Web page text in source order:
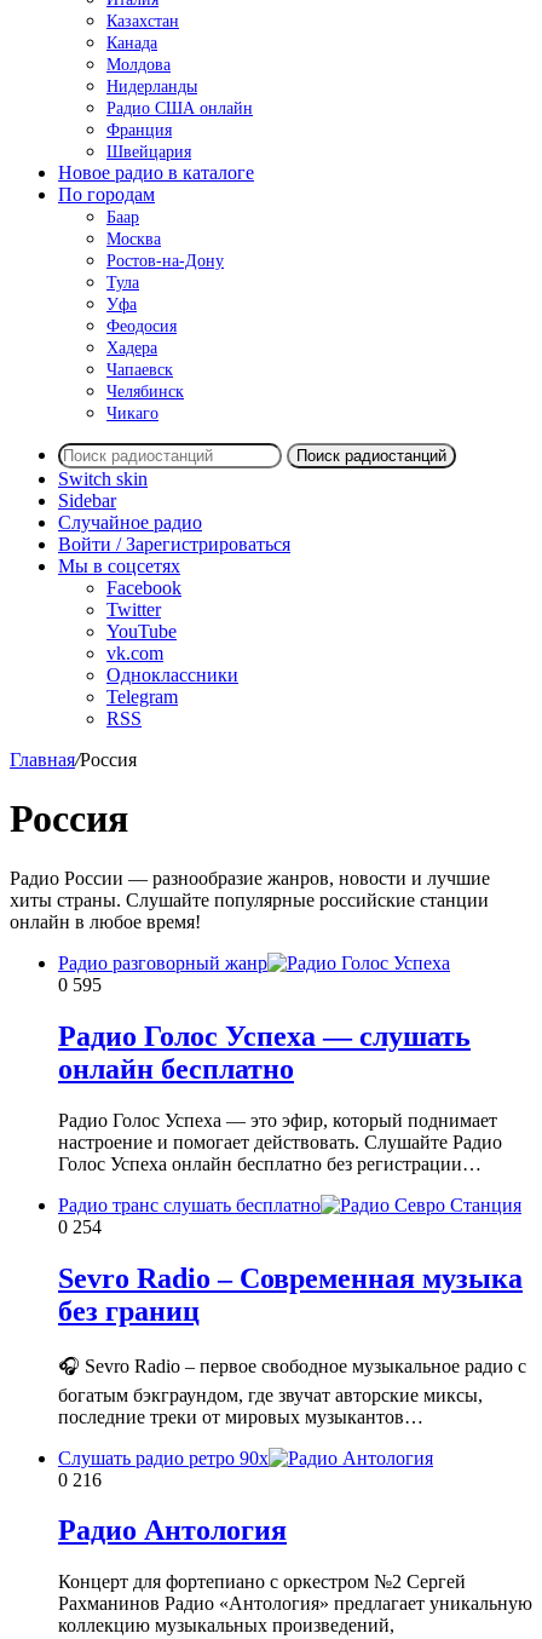
Казахстан
Канада
Молдова
Нидерланды
Радио США онлайн
Франция
Швейцария
Новое радио в каталоге
По городам
Баар
Москва
Ростов-на-Дону
Тула
Уфа
Феодосия
Хадера
Чапаевск
Челябинск
Чикаго
Поиск радиостанций
Switch skin
Sidebar
Случайное радио
Войти / Зарегистрироваться
Мы в соцсетях
Facebook
Twitter
YouTube
vk.com
Одноклассники
Telegram
RSS
Главная/Россия
Россия
Радио России — разнообразие жанров, новости и лучшие
хиты страны. Слушайте популярные российские станции
онлайн в любое время!
Радио разговорный жанр
0 595
Радио Голос Успеха — слушать
онлайн бесплатно
Радио Голос Успеха — это эфир, который поднимает
настроение и помогает действовать. Слушайте Радио
Голос Успеха онлайн бесплатно без регистрации…
Радио транс слушать бесплатно
0 254
Sevro Radio – Современная музыка
без границ
🎧 Sevro Radio – первое свободное музыкальное радио с
богатым бэкграундом, где звучат авторские миксы,
последние треки от мировых музыкантов…
Слушать радио ретро 90х
0 216
Радио Антология
Концерт для фортепиано с оркестром №2 Сергей
Рахманинов Радио «Антология» предлагает уникальную
коллекцию музыкальных произведений,